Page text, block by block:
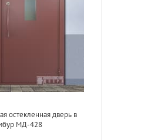
остекленная дверь в
МД-428